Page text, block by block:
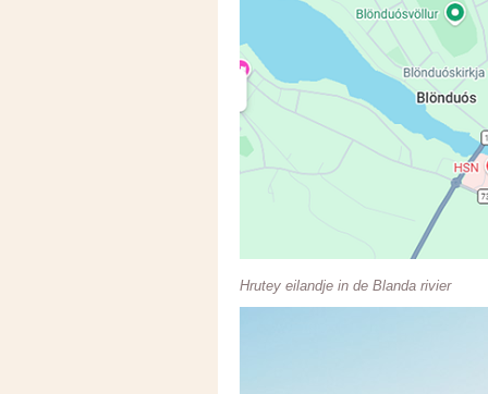
Hrutey eilandje in de Blanda rivier